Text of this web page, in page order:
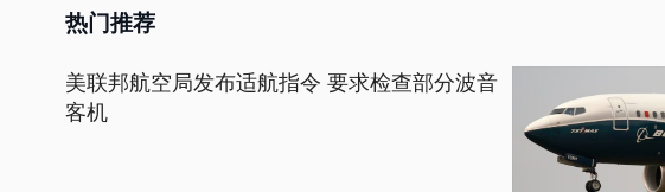
热门推荐
美联邦航空局发布适航指令 要求检查部分波音
客机